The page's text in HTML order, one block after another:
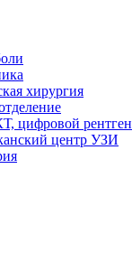
хирургия
цифровой рентген
центр УЗИ